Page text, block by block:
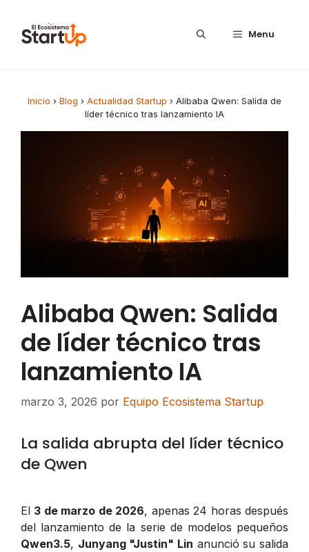
Menu
Inicio › Blog › Actualidad Startup › Alibaba Qwen: Salida de
líder técnico tras lanzamiento IA
Alibaba Qwen: Salida
de líder técnico tras
lanzamiento IA
marzo 3, 2026 por Equipo Ecosistema Startup
La salida abrupta del líder técnico
de Qwen
El 3 de marzo de 2026, apenas 24 horas después
del lanzamiento de la serie de modelos pequeños
Qwen3.5, Junyang "Justin" Lin anunció su salida